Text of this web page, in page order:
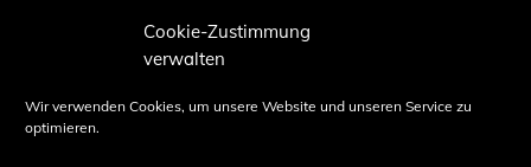
Cookie-Zustimmung
verwalten
Wir verwenden Cookies, um unsere Website und unseren Service zu
optimieren.